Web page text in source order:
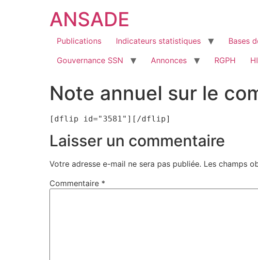
ANSADE
Publications Indicateurs statistiques Bases
Gouvernance SSN
Annonces RGPH
Note annuel sur le
[dflip id="3581"][/dflip]
Laisser un commentaire
Votre adresse e-mail ne sera pas publiée. Les champs
Commentaire *